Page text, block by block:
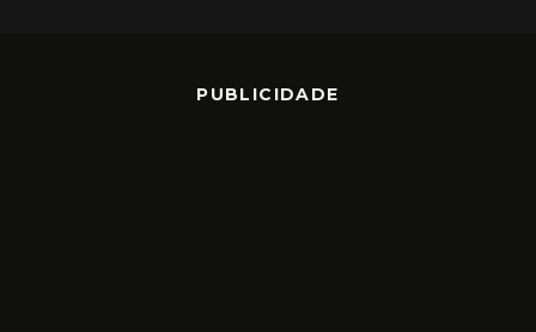
PUBLICIDADE